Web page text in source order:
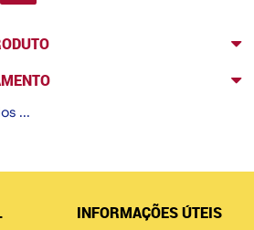
...
INFORMAÇÕES ÚTEIS